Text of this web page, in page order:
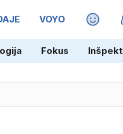
VOYO
Fokus